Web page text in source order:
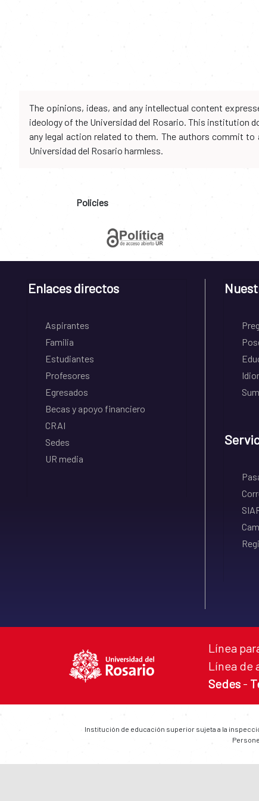
The opinions, ideas, and any intellectual content
ideology of the Universidad del Rosario. This institution
any legal action related to them. The authors commit
Universidad del Rosario harmless.
Policies
Enlaces directos
Aspirantes
Familia
Estudiantes
Profesores
Egresados
Becas y apoyo financiero
CRAI
Sedes
UR media
Línea
Línea de
Sedes -
Institución de educación superior sujeta a la